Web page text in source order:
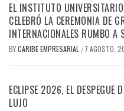
EL INSTITUTO
CELEBRÓ LA CEREMONIA DE
INTERNACIONALES RUMBO A
BYCARIBE EMPRESARIAL / 7 AGOSTO,
ECLIPSE 2026, EL DESPEGUE
LUJO